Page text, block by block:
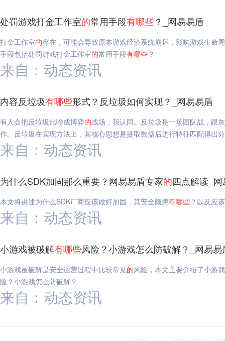
处罚游戏打金工作室的常用手段有哪些？_网易易盾
打金工作室的存在，可能会导致原本游戏经济系统崩坏，影响游戏生命
手段包括处罚游戏打金工作室的常用手段有哪些 ？
来自：动态资讯
内容反垃圾有哪些形式？反垃圾如何实现？_网易易盾
有人会把反垃圾比喻成博弈的战场，我认同。反垃圾是一场团队战，跟
作。反垃圾在实现方法上，其核心思想是提取数据后进行特征匹配得出
来自：动态资讯
为什么SDK加固那么重要？网易易盾专家的四点解读_
本文将讲述为什么SDK厂商应该做好加固，其安全隐患有哪些 ？以及应
来自：动态资讯
小游戏被破解有哪些风险？小游戏怎么防破解？_网易易
小游戏被破解是安全运营过程中比较常见的风险，本文主要介绍了小游
险？小游戏怎么防破解？
来自：动态资讯